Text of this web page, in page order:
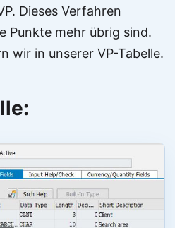
Dieses Verfahren
Punkte mehr übrig sind.
wir in unserer VP-Tabelle.